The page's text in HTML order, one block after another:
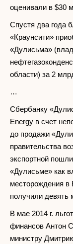
оценивали в $30
Спустя два года
«Краунсити»
«Дулисьма»
области) за 2
…
Сбербанку
Energy в счет
до продажи
правительства
экспортной
«Дулисьме» как
месторождения в
получили девять
В мае 2014 г.
финансов Антон
министру